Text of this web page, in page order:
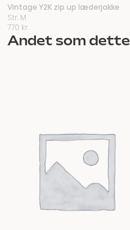
Vintage Y2K zip up læderjakke
Str. M
770 kr.
Andet som dette